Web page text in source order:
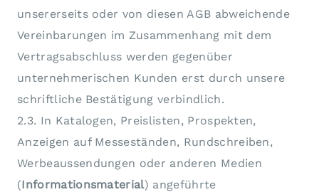
unsererseits oder von diesen AGB abweichende
Vereinbarungen im Zusammenhang mit dem
Vertragsabschluss werden gegenüber
unternehmerischen Kunden erst durch unsere
schriftliche Bestätigung verbindlich.
2.3. In Katalogen, Preislisten, Prospekten,
Anzeigen auf Messeständen, Rundschreiben,
Werbeaussendungen oder anderen Medien
(Informationsmaterial) angeführte